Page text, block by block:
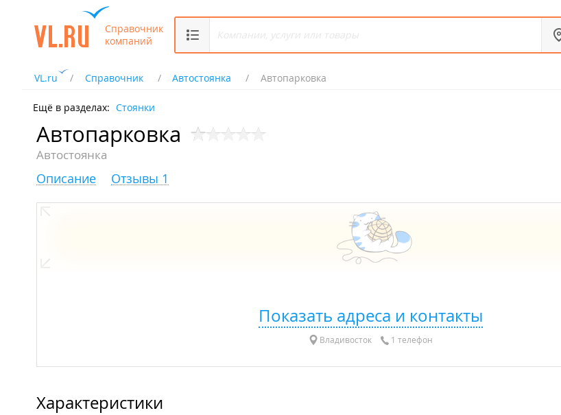
Справочник
компаний
VL.ru Справочник Автостоянка Автопарковка
Ещё в разделах: Стоянки
Автопарковка
Автостоянка
Описание Отзывы 1
Показать адреса и контакты
Владивосток 1 телефон
Характеристики